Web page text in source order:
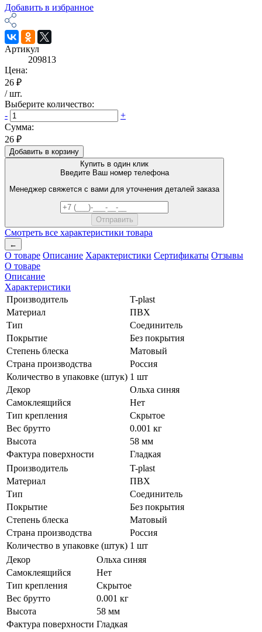
Добавить в избранное
Артикул
209813
Цена:
26 ₽
/шт.
Выберите количество:
-
+
Сумма:
26 ₽
Добавить в корзину
Купить в один клик
Введите Ваш номер телефона
Менеджер свяжется с вами для уточнения деталей заказа
Смотреть все характеристики товара
←
О товаре Описание Характеристики Сертификаты Отзывы
О товаре
Описание
Характеристики
Производитель
T-plast
Материал
ПВХ
Тип
Соединитель
Покрытие
Без покрытия
Степень блеска
Матовый
Страна производства
Россия
Количество в упаковке (штук) 1 шт
Декор
Ольха синяя
Самоклеящийся
Нет
Тип крепления
Скрытое
Вес брутто
0.001 кг
Высота
58 мм
Фактура поверхности
Гладкая
Производитель
T-plast
Материал
ПВХ
Тип
Соединитель
Покрытие
Без покрытия
Степень блеска
Матовый
Страна производства
Россия
Количество в упаковке (штук) 1 шт
Декор
Ольха синяя
Самоклеящийся
Нет
Тип крепления
Скрытое
Вес брутто
0.001 кг
Высота
58 мм
Фактура поверхности Гладкая